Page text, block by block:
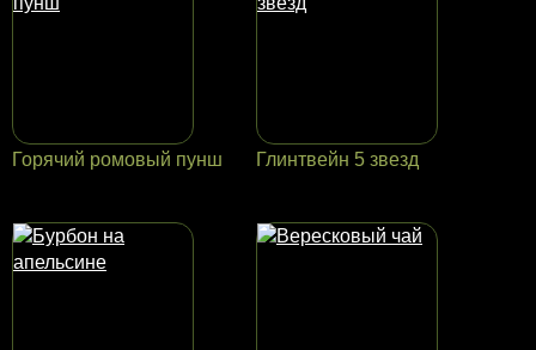
Горячий ромовый пунш Глинтвейн 5 звезд